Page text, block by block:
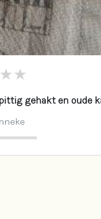
gehakt en oude